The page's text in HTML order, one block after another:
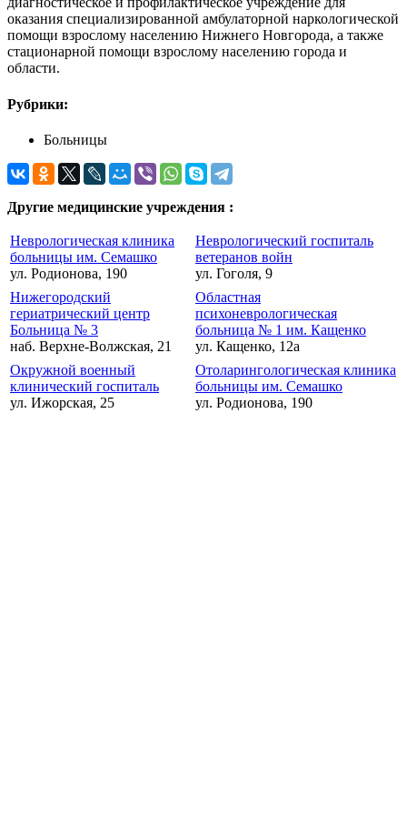
оказания специализированной амбулаторной наркологической
помощи взрослому населению Нижнего Новгорода, а также
стационарной помощи взрослому населению города и
области.
Рубрики:
Больницы
Другие медицинские учреждения :
Неврологическая клиника
больницы им. Семашко
ул. Родионова, 190
Неврологический госпиталь
ветеранов войн
ул. Гоголя, 9
Нижегородский
гериатрический центр
Больница № 3
наб. Верхне-Волжская, 21
Областная
психоневрологическая
больница № 1 им. Кащенко
ул. Кащенко, 12а
Окружной военный
клинический госпиталь
ул. Ижорская, 25
Отоларингологическая клиника
больницы им. Семашко
ул. Родионова, 190